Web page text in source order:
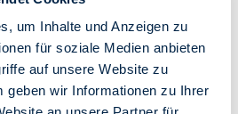
um Inhalte und Anzeigen zu
für soziale Medien anbieten
auf unsere Website zu
geben wir Informationen zu Ihrer